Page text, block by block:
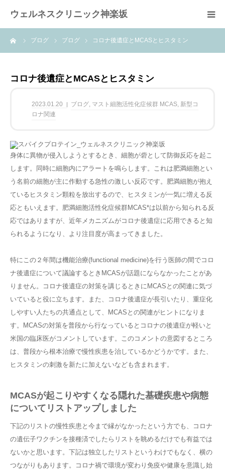
ウェルネスクリニック神楽坂
ブログ ブログ コロナ後遺症とMCASとヒスタミン
コロナ後遺症とMCASとヒスタミン
2023.01.20 ブログ, マスト細胞活性化症候群 MCAS, 新型コ
ロナ関連
身体に異物が侵入しようとするとき、細胞が砦として防御反応を起こ
します。同時に細胞内にアラートを鳴らします。これは肥満細胞とい
う名前の細胞が主に作動する急性の激しい反応です。肥満細胞が抱え
ているヒスタミン顆粒を放出するので、ヒスタミンが一気に増える反
応ともいえます。肥満細胞活性化症候群MCAS*は以前から知られる反
応ではありますが、近年メカニズムがコロナ後遺症に応用できると知
られるようになり、より注目度が高まってきました。
特にこの２年間は機能治療(functional medicine)を行う医師の間でコロ
ナ後遺症について議論するときMCASが話題にならなかったことがあ
りません。コロナ後遺症の対策を講じるときにMCASとの関連に気づ
いていると役に立ちます。また、コロナ後遺症が長引いたり、重症化
しやすい人たちの共通点として、MCASとの関連がヒントになりま
す。MCASの対策を普段から行なっているとコロナの後遺症が軽いと
米国の臨床医がコメントしています。このコメントの意図するところ
は、普段から根本治療で慢性疾患を治しているかどうかです。また、
ヒスタミンの刺激を新たに加えないなども含まれます。
MCASが起こりやすくなる隠れた基礎疾患や病態
についてリストアップしました
下記のリストの慢性疾患と今まで縁がなかったという方でも、コロナ
の遺伝子ワクチンを接種済でしたらリストを眺めるだけでも有益では
ないかと思います。下記は独立したリストというわけでもなく、横の
つながりもあります。コロナ禍で環境が変わり免疫や健康を意識し始
ホーム
疾患
blog
よくある質問FAQ